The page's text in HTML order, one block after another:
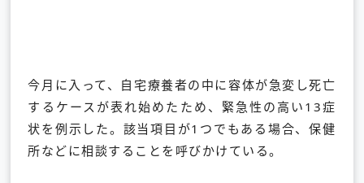
今月に入って、自宅療養者の中に容体が急変し死亡
するケースが表れ始めたため、緊急性の高い13症
状を例示した。該当項目が1つでもある場合、保健
所などに相談することを呼びかけている。